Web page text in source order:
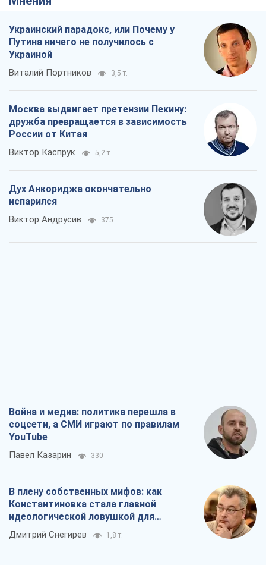
Украинский парадокс, или Почему у
Путина ничего не получилось с
Украиной
Виталий Портников 3,5 т.
Москва выдвигает претензии Пекину:
дружба превращается в зависимость
России от Китая
Виктор Каспрук 5,2 т.
Дух Анкориджа окончательно
испарился
Виктор Андрусив 375
Война и медиа: политика перешла в
соцсети, а СМИ играют по правилам
YouTube
Павел Казарин 330
В плену собственных мифов: как
Константиновка стала главной
идеологической ловушкой для
российских оккупантов
Дмитрий Снегирев 1,8 т.